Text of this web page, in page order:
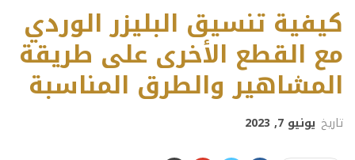
كيفية تنسيق البليزر الوردي
مع القطع الأخرى على طريقة
المشاهير والطرق المناسبة
تاريخ يونيو 7, 2023